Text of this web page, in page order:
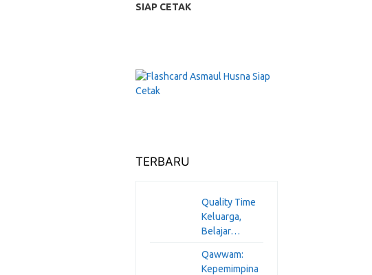
SIAP CETAK
TERBARU
Quality Time
Keluarga,
Belajar…
Qawwam:
Kepemimpina